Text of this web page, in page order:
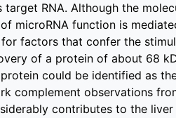
RNA. Although the
microRNA function is
factors that confer the
of a protein of about 68
could be identified as
complement observations
contributes to the